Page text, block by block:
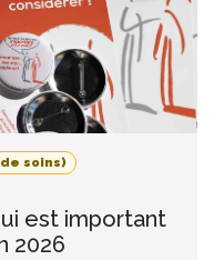
soins)
est important
2026